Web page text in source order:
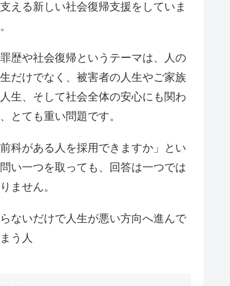
える新しい社会復帰支援をしていま
歴や社会復帰というテーマは、人の
だけでなく、被害者の人生やご家族
生、そして社会全体の安心にも関わ
とても重い問題です。
前科がある人を採用できますか」とい
い一つを取っても、回答は一つでは
ません。
ないだけで人生が悪い方向へ進んで
う人